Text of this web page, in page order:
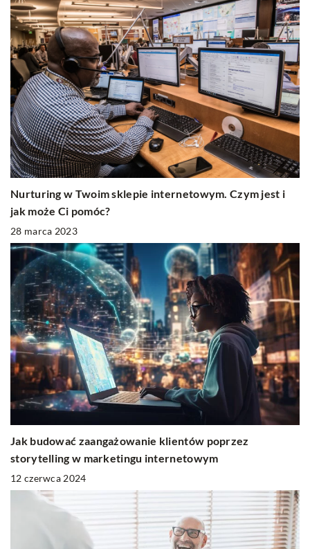
Nurturing w Twoim sklepie internetowym. Czym jest i
jak może Ci pomóc?
28 marca 2023
Jak budować zaangażowanie klientów poprzez
storytelling w marketingu internetowym
12 czerwca 2024